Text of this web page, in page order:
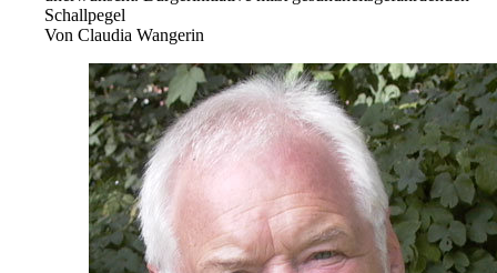
Schallpegel
Von Claudia Wangerin